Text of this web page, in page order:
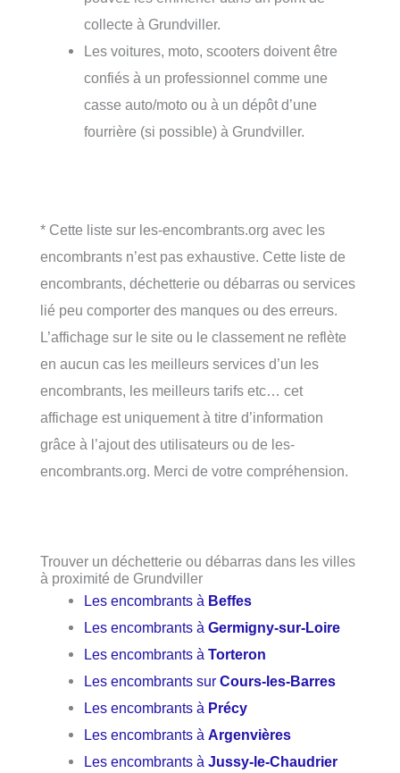
collecte à Grundviller.
Les voitures, moto, scooters doivent être
confiés à un professionnel comme une
casse auto/moto ou à un dépôt d’une
fourrière (si possible) à Grundviller.
* Cette liste sur les-encombrants.org avec les
encombrants n’est pas exhaustive. Cette liste de
encombrants, déchetterie ou débarras ou services
lié peu comporter des manques ou des erreurs.
L’affichage sur le site ou le classement ne reflète
en aucun cas les meilleurs services d’un les
encombrants, les meilleurs tarifs etc… cet
affichage est uniquement à titre d’information
grâce à l’ajout des utilisateurs ou de les-
encombrants.org. Merci de votre compréhension.
Trouver un déchetterie ou débarras dans les villes
à proximité de Grundviller
Les encombrants à Beffes
Les encombrants àGermigny-sur-Loire
Les encombrants àTorteron
Les encombrants surCours-les-Barres
Les encombrants à Précy
Les encombrants àArgenvières
Les encombrants àJussy-le-Chaudrier